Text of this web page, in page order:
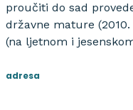
proučiti do sad
državne mature
(na ljetnom i
adresa